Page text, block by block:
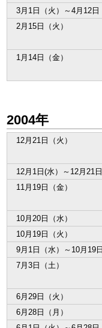
3月1日（火）～4月12日
2月15日（火）
1月14日（金）
2004年
12月21日（火）
12月1日(水）～12月21
11月19日（金）
10月20日（水）
10月19日（火）
9月1日（水）～10月19
7月3日（土）
6月29日（火）
6月28日（月）